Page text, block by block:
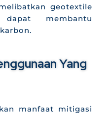
geotextile
membantu
Yang
manfaat mitigasi